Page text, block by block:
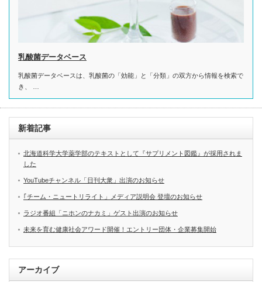
乳酸菌データベース
乳酸菌データベースは、乳酸菌の「効能」と「分類」の双方から情報を検索で
き、 …
新着記事
北海道科学大学薬学部のテキストとして『サプリメント図鑑』が採用されま
した
YouTubeチャンネル「日刊大衆」出演のお知らせ
｢チーム・ニュートリライト」メディア説明会 登壇のお知らせ
ラジオ番組「ニホンのナカミ」ゲスト出演のお知らせ
未来を育む健康社会アワード開催！エントリー団体・企業募集開始
アーカイブ